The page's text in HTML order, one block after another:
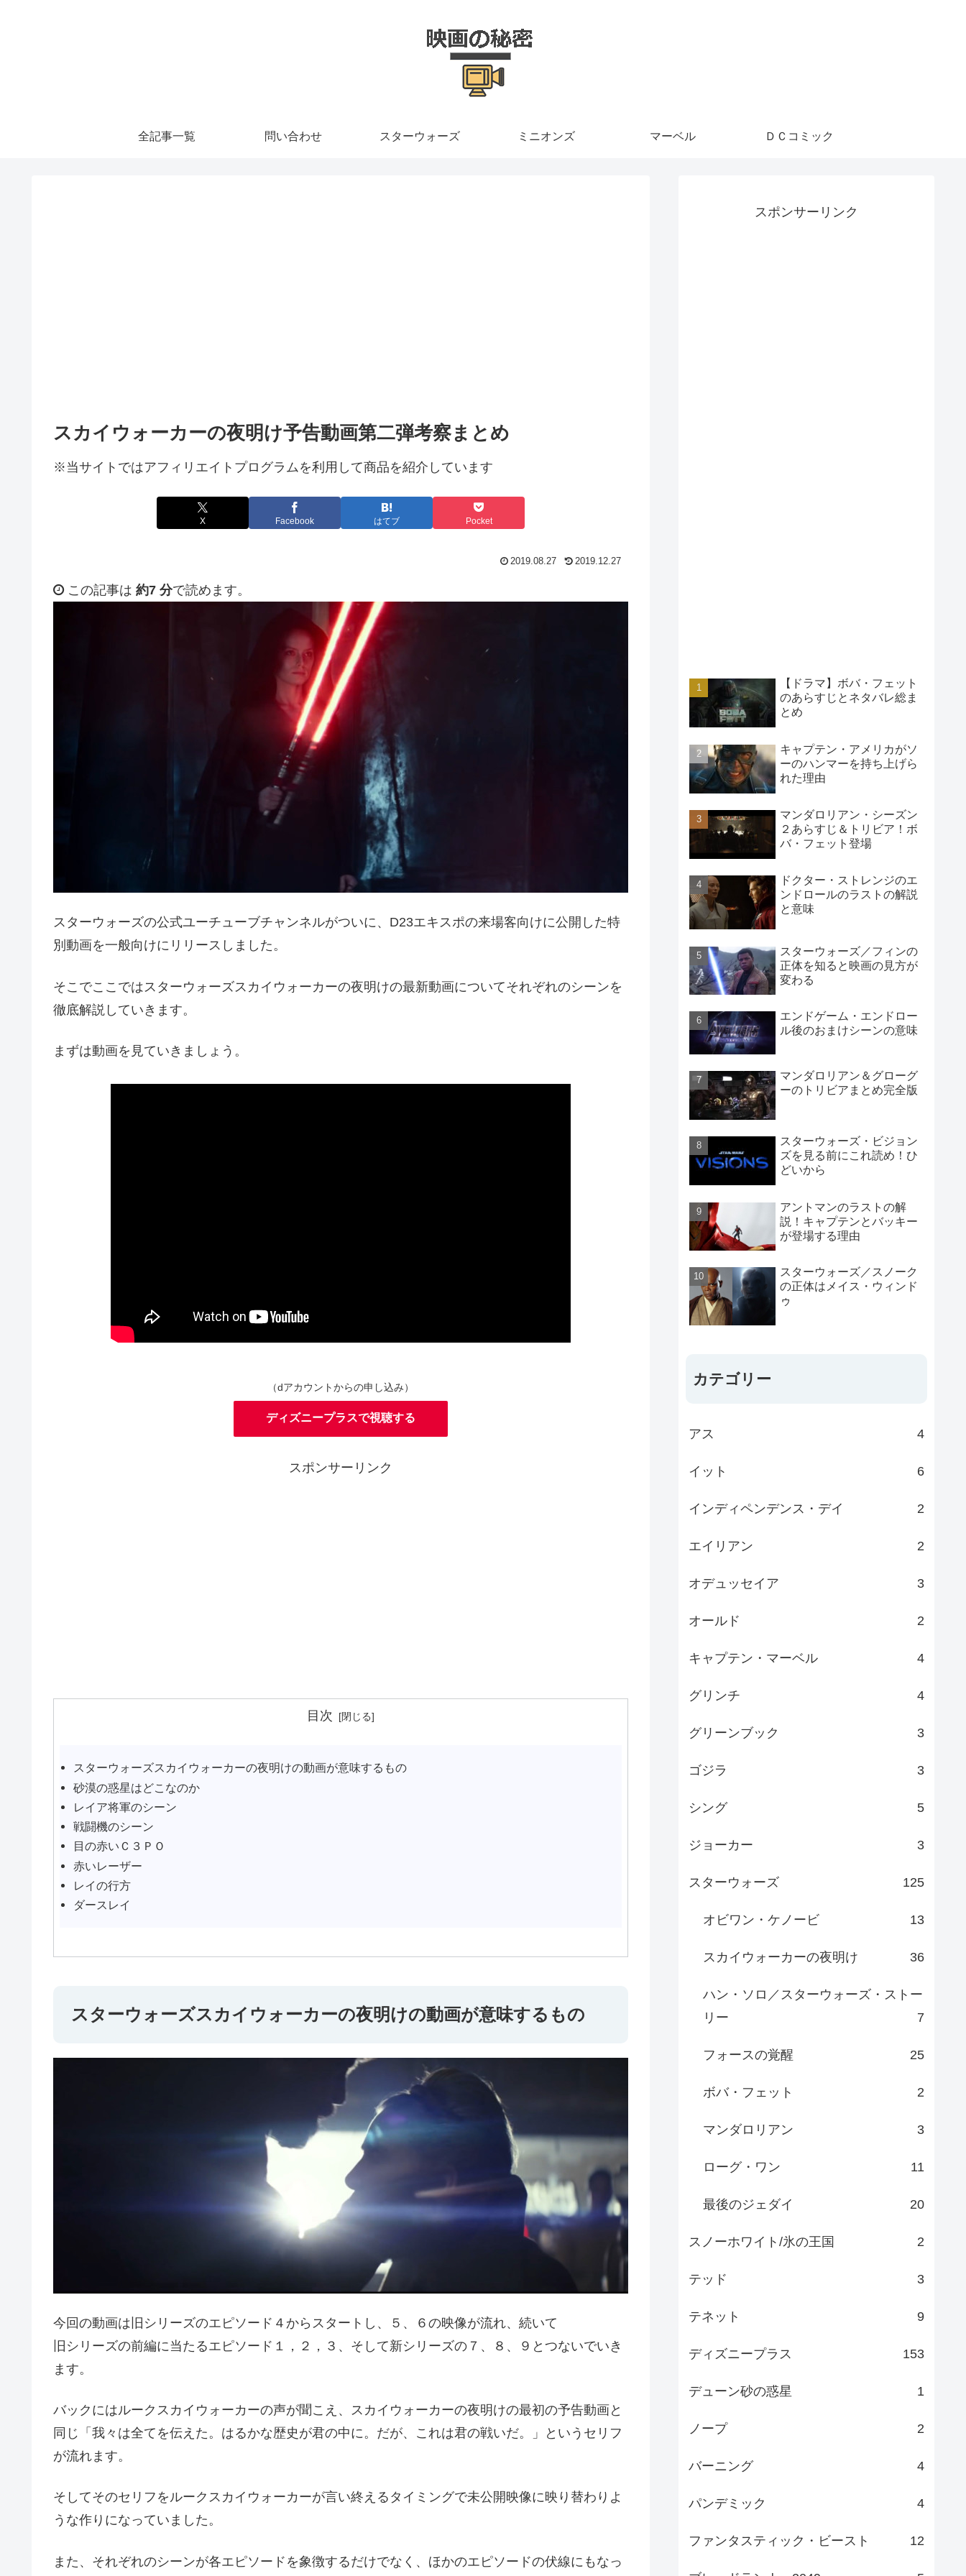
全記事一覧 問い合わせ スターウォーズ ミニオンズ マーベル ＤＣコミック
スカイウォーカーの夜明け予告動画第二弾考察まとめ
※当サイトではアフィリエイトプログラムを利用して商品を紹介しています
X Facebook はてブ Pocket
2019.08.27 2019.12.27
この記事は 約7 分で読めます。
スターウォーズの公式ユーチューブチャンネルがついに、D23エキスポの来場客向けに公開した特
別動画を一般向けにリリースしました。
そこでここではスターウォーズスカイウォーカーの夜明けの最新動画についてそれぞれのシーンを
徹底解説していきます。
まずは動画を見ていきましょう。
（dアカウントからの申し込み）
ディズニープラスで視聴する
スポンサーリンク
目次
スターウォーズスカイウォーカーの夜明けの動画が意味するもの
砂漠の惑星はどこなのか
レイア将軍のシーン
戦闘機のシーン
目の赤いＣ３ＰＯ
赤いレーザー
レイの行方
ダースレイ
スターウォーズスカイウォーカーの夜明けの動画が意味するもの
今回の動画は旧シリーズのエピソード４からスタートし、５、６の映像が流れ、続いて
旧シリーズの前編に当たるエピソード１，２，３、そして新シリーズの７、８、９とつないでいき
ます。
バックにはルークスカイウォーカーの声が聞こえ、スカイウォーカーの夜明けの最初の予告動画と
同じ「我々は全てを伝えた。はるかな歴史が君の中に。だが、これは君の戦いだ。」というセリフ
が流れます。
そしてそのセリフをルークスカイウォーカーが言い終えるタイミングで未公開映像に映り替わりよ
うな作りになっていました。
また、それぞれのシーンが各エピソードを象徴するだけでなく、ほかのエピソードの伏線にもなっ
スポンサーリンク
【ドラマ】ボバ・フェット
のあらすじとネタバレ総ま
とめ
キャプテン・アメリカがソ
ーのハンマーを持ち上げら
れた理由
マンダロリアン・シーズン
２あらすじ＆トリビア！ボ
バ・フェット登場
ドクター・ストレンジのエ
ンドロールのラストの解説
と意味
スターウォーズ／フィンの
正体を知ると映画の見方が
変わる
エンドゲーム・エンドロー
ル後のおまけシーンの意味
マンダロリアン＆グローグ
ーのトリビアまとめ完全版
スターウォーズ・ビジョン
ズを見る前にこれ読め！ひ
どいから
アントマンのラストの解
説！キャプテンとバッキー
が登場する理由
スターウォーズ／スノーク
の正体はメイス・ウィンド
ゥ
カテゴリー
アス 4
イット 6
インディペンデンス・デイ 2
エイリアン 2
オデュッセイア 3
オールド 2
キャプテン・マーベル 4
グリンチ 4
グリーンブック 3
ゴジラ 3
シング 5
ジョーカー 3
スターウォーズ 125
オビワン・ケノービ 13
スカイウォーカーの夜明け 36
ハン・ソロ／スターウォーズ・ストー
リー
7
フォースの覚醒 25
ボバ・フェット 2
マンダロリアン 3
ローグ・ワン 11
最後のジェダイ 20
スノーホワイト/氷の王国 2
テッド 3
テネット 9
ディズニープラス 153
デューン砂の惑星 1
ノープ 2
バーニング 4
パンデミック 4
ファンタスティック・ビースト 12